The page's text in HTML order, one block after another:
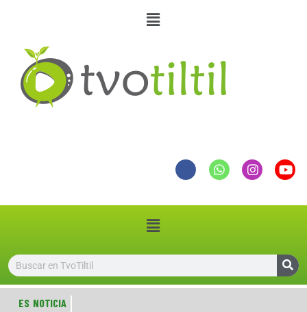
ES NOTICIA